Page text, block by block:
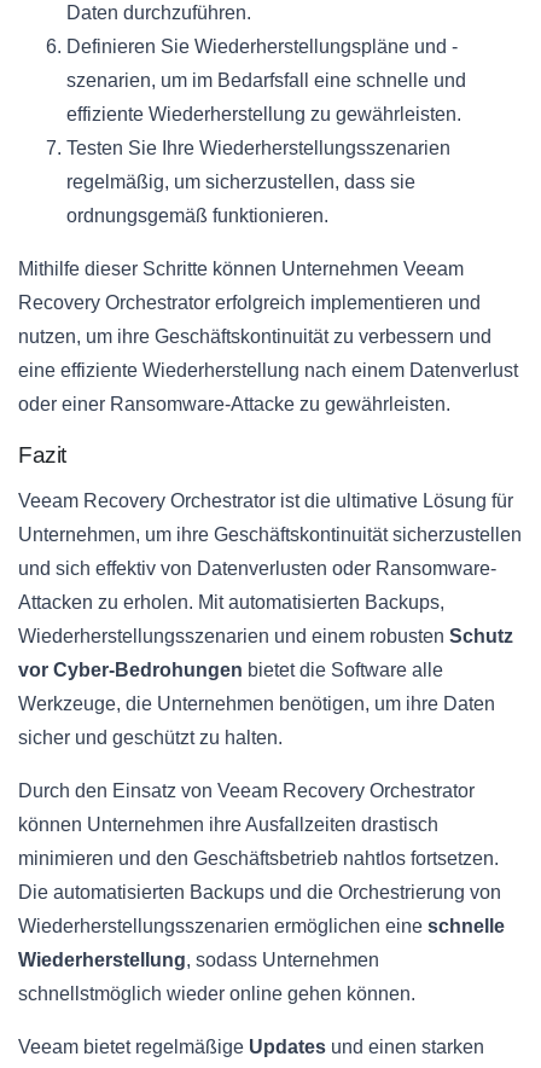
Daten durchzuführen.
Definieren Sie Wiederherstellungspläne und -
szenarien, um im Bedarfsfall eine schnelle und
effiziente Wiederherstellung zu gewährleisten.
Testen Sie Ihre Wiederherstellungsszenarien
regelmäßig, um sicherzustellen, dass sie
ordnungsgemäß funktionieren.
Mithilfe dieser Schritte können Unternehmen Veeam
Recovery Orchestrator erfolgreich implementieren und
nutzen, um ihre Geschäftskontinuität zu verbessern und
eine effiziente Wiederherstellung nach einem Datenverlust
oder einer Ransomware-Attacke zu gewährleisten.
Fazit
Veeam Recovery Orchestrator ist die ultimative Lösung für
Unternehmen, um ihre Geschäftskontinuität sicherzustellen
und sich effektiv von Datenverlusten oder Ransomware-
Attacken zu erholen. Mit automatisierten Backups,
Wiederherstellungsszenarien und einem robusten Schutz
vor Cyber-Bedrohungen bietet die Software alle
Werkzeuge, die Unternehmen benötigen, um ihre Daten
sicher und geschützt zu halten.
Durch den Einsatz von Veeam Recovery Orchestrator
können Unternehmen ihre Ausfallzeiten drastisch
minimieren und den Geschäftsbetrieb nahtlos fortsetzen.
Die automatisierten Backups und die Orchestrierung von
Wiederherstellungsszenarien ermöglichen eine schnelle
Wiederherstellung, sodass Unternehmen
schnellstmöglich wieder online gehen können.
Veeam bietet regelmäßige Updates und einen starken